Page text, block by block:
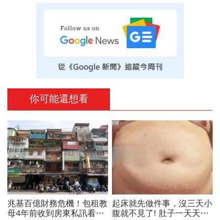
你可能還想看
兆基百億財務危機！包租教
母4年前收到房東私訊看出
起床就先做件事，沒三天小
腹就不見了! 肚子一天天變
PR